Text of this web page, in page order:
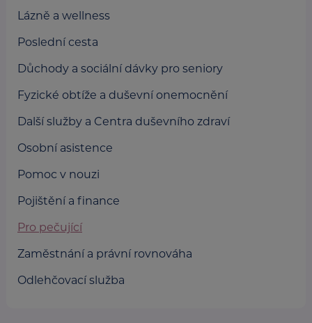
Lázně a wellness
Poslední cesta
Důchody a sociální dávky pro seniory
Fyzické obtíže a duševní onemocnění
Další služby a Centra duševního zdraví
Osobní asistence
Pomoc v nouzi
Pojištění a finance
Pro pečující
Zaměstnání a právní rovnováha
Odlehčovací služba